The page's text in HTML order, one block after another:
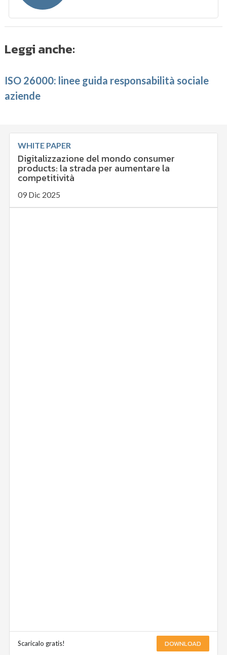
Leggi anche:
ISO 26000: linee guida responsabilità sociale
aziende
WHITE PAPER
Digitalizzazione del mondo consumer
products: la strada per aumentare la
competitività
09 Dic 2025
Scaricalo gratis! DOWNLOAD